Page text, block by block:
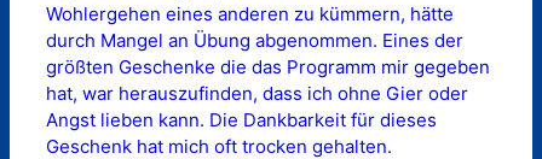
Wohlergehen eines anderen zu kümmern, hätte
durch Mangel an Übung abgenommen. Eines der
größten Geschenke die das Programm mir gegeben
hat, war herauszufinden, dass ich ohne Gier oder
Angst lieben kann. Die Dankbarkeit für dieses
Geschenk hat mich oft trocken gehalten.